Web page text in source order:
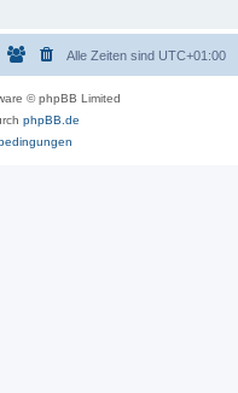
Alle Zeiten sind UTC+01:00
© phpBB Limited
phpBB.de